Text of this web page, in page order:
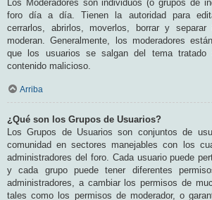
Los Moderadores son individuos (o grupos de
foro día a día. Tienen la autoridad para
cerrarlos, abrirlos, moverlos, borrar y
moderan. Generalmente, los moderadores
que los usuarios se salgan del tema tratado
contenido malicioso.
Arriba
¿Qué son los Grupos de Usuarios?
Los Grupos de Usuarios son conjuntos de
comunidad en sectores manejables con los
administradores del foro. Cada usuario puede
y cada grupo puede tener diferentes
administradores, a cambiar los permisos de
tales como los permisos de moderador, o